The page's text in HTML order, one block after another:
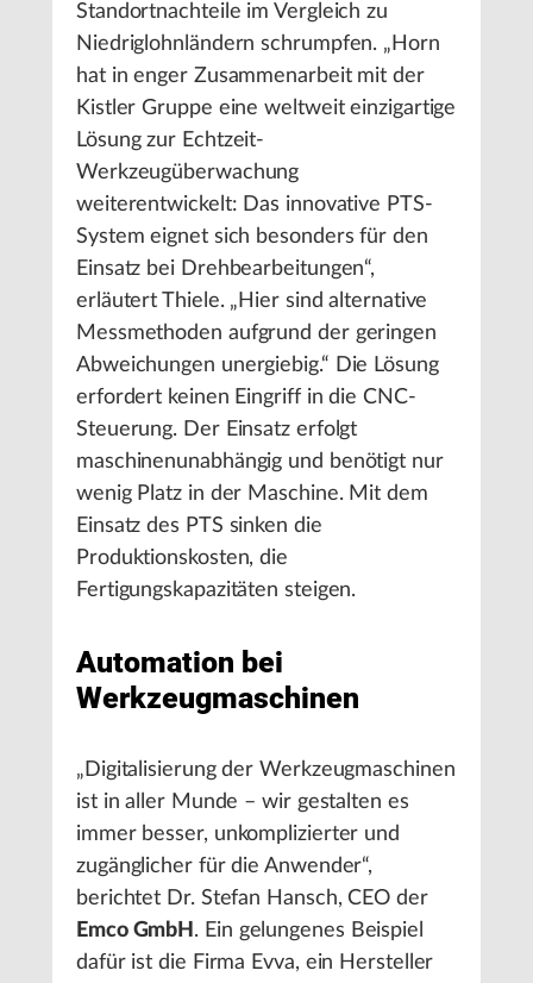
Standortnachteile im Vergleich zu
Niedriglohnländern schrumpfen. „Horn
hat in enger Zusammenarbeit mit der
Kistler Gruppe eine weltweit einzigartige
Lösung zur Echtzeit-
Werkzeugüberwachung
weiterentwickelt: Das innovative PTS-
System eignet sich besonders für den
Einsatz bei Drehbearbeitungen“,
erläutert Thiele. „Hier sind alternative
Messmethoden aufgrund der geringen
Abweichungen unergiebig.“ Die Lösung
erfordert keinen Eingriff in die CNC-
Steuerung. Der Einsatz erfolgt
maschinenunabhängig und benötigt nur
wenig Platz in der Maschine. Mit dem
Einsatz des PTS sinken die
Produktionskosten, die
Fertigungskapazitäten steigen.
Automation bei
Werkzeugmaschinen
„Digitalisierung der Werkzeugmaschinen
ist in aller Munde – wir gestalten es
immer besser, unkomplizierter und
zugänglicher für die Anwender“,
berichtet Dr. Stefan Hansch, CEO der
Emco GmbH . Ein gelungenes Beispiel
dafür ist die Firma Evva, ein Hersteller